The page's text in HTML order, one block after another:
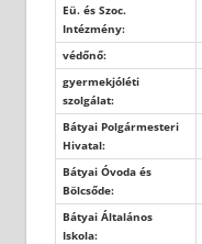
Eü. és Szoc.
Intézmény:
védőnő:
gyermekjóléti
szolgálat:
Bátyai Polgármesteri
Hivatal:
Bátyai Óvoda és
Bölcsőde:
Bátyai Általános
Iskola: